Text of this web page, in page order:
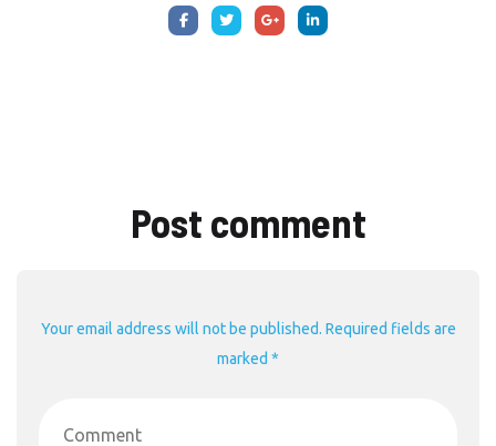
Post comment
Your email address will not be published. Required fields are
marked *